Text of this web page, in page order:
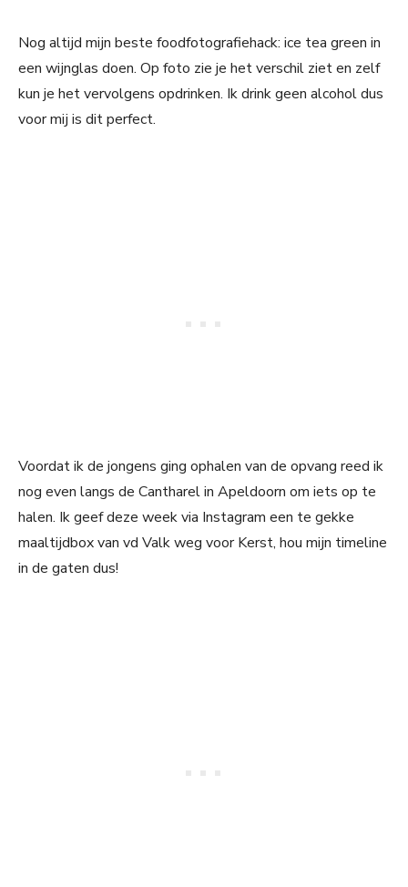
Nog altijd mijn beste foodfotografiehack: ice tea green in
een wijnglas doen. Op foto zie je het verschil ziet en zelf
kun je het vervolgens opdrinken. Ik drink geen alcohol dus
voor mij is dit perfect.
Voordat ik de jongens ging ophalen van de opvang reed ik
nog even langs de Cantharel in Apeldoorn om iets op te
halen. Ik geef deze week via Instagram een te gekke
maaltijdbox van vd Valk weg voor Kerst, hou mijn timeline
in de gaten dus!